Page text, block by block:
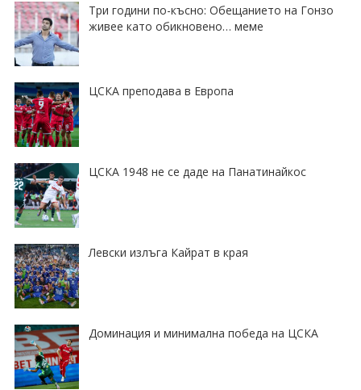
Три години по-късно: Обещанието на Гонзо
живее като обикновено… меме
ЦСКА преподава в Европа
ЦСКА 1948 не се даде на Панатинайкос
Левски излъга Кайрат в края
Доминация и минимална победа на ЦСКА